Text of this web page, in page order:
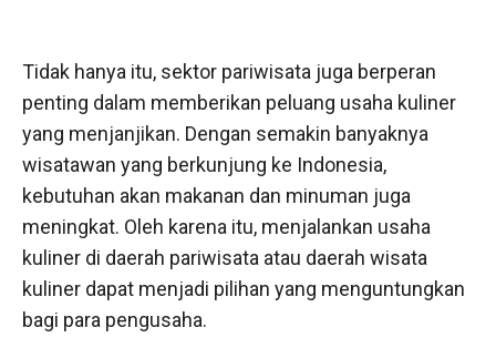
Tidak hanya itu, sektor pariwisata juga berperan
penting dalam memberikan peluang usaha kuliner
yang menjanjikan. Dengan semakin banyaknya
wisatawan yang berkunjung ke Indonesia,
kebutuhan akan makanan dan minuman juga
meningkat. Oleh karena itu, menjalankan usaha
kuliner di daerah pariwisata atau daerah wisata
kuliner dapat menjadi pilihan yang menguntungkan
bagi para pengusaha.